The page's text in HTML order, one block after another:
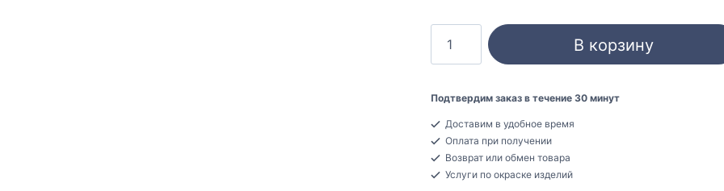
Количество
товара
U104-
Белый
Плинтус
напольный
В корзину
Подтвердим заказ в течение 30 минут
Доставим в удобное время
Оплата при получении
Возврат или обмен товара
Услуги по окраске изделий